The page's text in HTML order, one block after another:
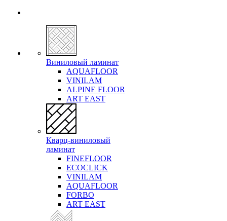
Виниловый ламинат
AQUAFLOOR
VINILAM
ALPINE FLOOR
ART EAST
Кварц-виниловый
ламинат
FINEFLOOR
ECOCLICK
VINILAM
AQUAFLOOR
FORBO
ART EAST